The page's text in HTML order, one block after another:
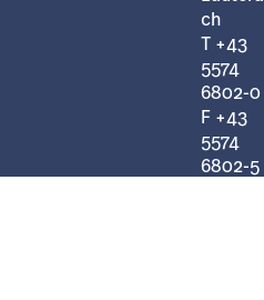
ch
T +43
5574
6802-0
F +43
5574
6802-5